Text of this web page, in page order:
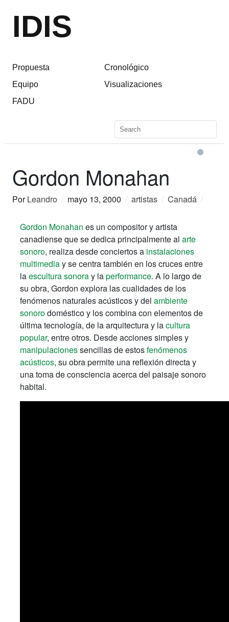
IDIS
Propuesta
Equipo
FADU
Cronológico
Visualizaciones
Gordon Monahan
PorLeandro / mayo 13, 2000 / artistas / Canadá /
Gordon Monahan es un compositor y artista
canadiense que se dedica principalmente al arte
sonoro, realiza desde conciertos a instalaciones
multimediay se centra también en los cruces entre
laescultura sonoray laperformance. A lo largo de
su obra, Gordon explora las cualidades de los
fenómenos naturales acústicos y del ambiente
sonorodoméstico y los combina con elementos de
última tecnología, de la arquitectura y lacultura
popular, entre otros. Desde acciones simples y
manipulacionessencillas de estosfenómenos
acústicos, su obra permite una reflexión directa y
una toma de consciencia acerca del paisaje sonoro
habital.